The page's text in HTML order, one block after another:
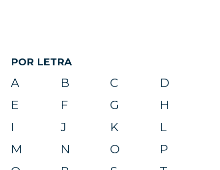
POR LETRA
A B C
D
E
F G
H
I
J K
L
M
N O
P